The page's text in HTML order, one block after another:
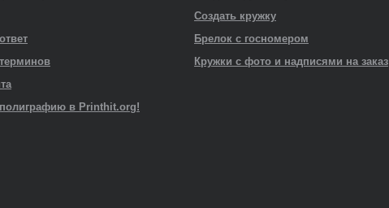
полиграфию в Printhit.org!
Создать кружку
Брелок с госномером
Кружки с фото и надписями на заказ